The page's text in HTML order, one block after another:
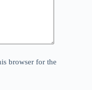
browser for the